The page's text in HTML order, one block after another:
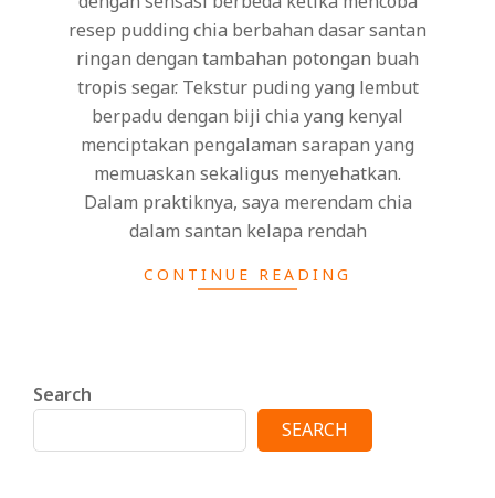
resep pudding chia berbahan dasar santan
ringan dengan tambahan potongan buah
tropis segar. Tekstur puding yang lembut
berpadu dengan biji chia yang kenyal
menciptakan pengalaman sarapan yang
memuaskan sekaligus menyehatkan.
Dalam praktiknya, saya merendam chia
dalam santan kelapa rendah
CONTINUE READING
Search
SEARCH